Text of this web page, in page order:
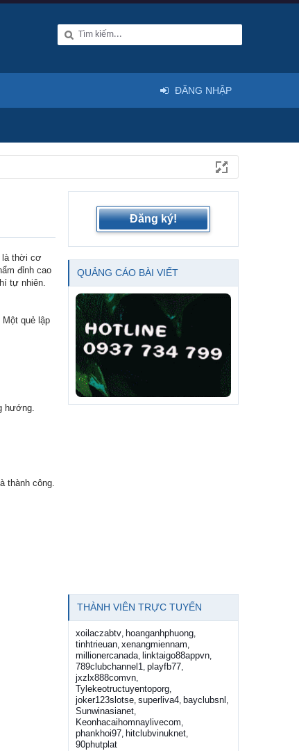
là thời cơ
đỉnh cao
tự nhiên.
quẻ lập
hướng.
thành công.
Đăng ký!
QUẢNG CÁO BÀI VIẾT
THÀNH VIÊN TRỰC TUYẾN
xoilaczabtv, hoanganhphuong,
tinhtrieuan, xenangmiennam,
millionercanada, linktaigo88appvn,
789clubchannel1, playfb77,
jxzlx888comvn,
Tylekeotructuyentoporg,
joker123slotse, superliva4, bayclubsnl ,
Sunwinasianet,
Keonhacaihomnaylivecom,
phankhoi97, hitclubvinuknet,
90phutplat
ĐĂNG NHẬP